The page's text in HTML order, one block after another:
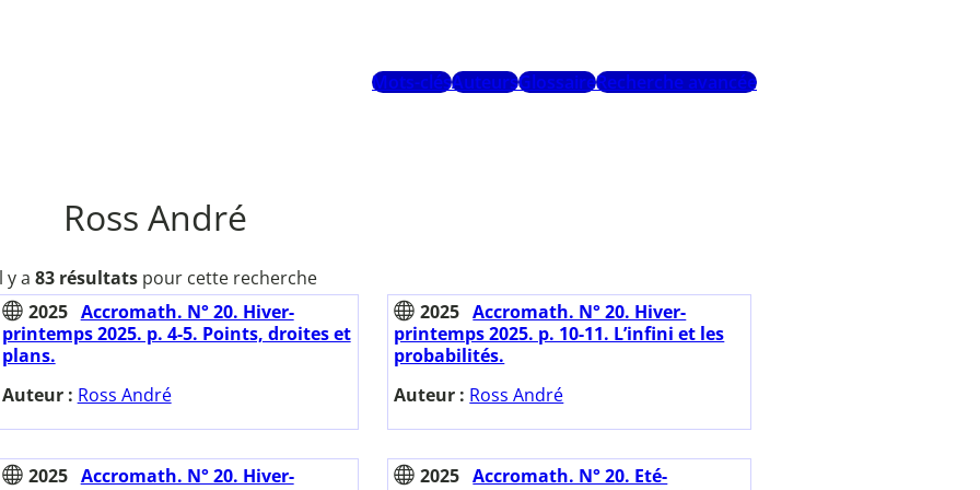
Mots-clésAuteursGlossaireRecherche avancée
Ross André
y a 83 résultatspour cette recherche
2025 Accromath. N° 20. Hiver-
printemps 2025. p. 4-5. Points, droites et
plans.
Auteur : Ross André
2025 Accromath. N° 20. Hiver-
printemps 2025. p. 10-11. L’infini et les
probabilités.
Auteur : Ross André
2025 Accromath. N° 20. Hiver-
2025 Accromath. N° 20. Eté-